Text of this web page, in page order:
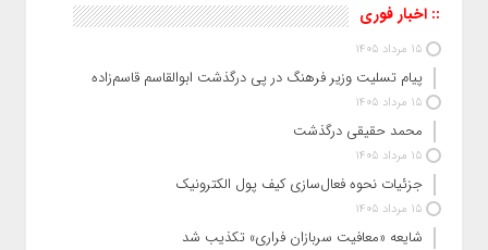
:: اخبار فوری
15 مرداد 1405
پیام تسلیت وزیر فرهنگ در پی درگذشت ابوالقاسم قاسم‌زاده
15 مرداد 1405
محمد حقیقی درگذشت
15 مرداد 1405
جزئیات نحوه فعال‌سازی کیف پول الکترونیک
15 مرداد 1405
شایعه «معافیت سربازان فراری» تکذیب شد